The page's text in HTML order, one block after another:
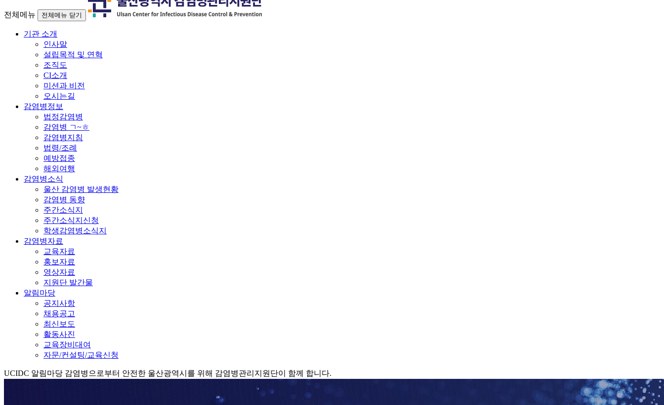
전체메뉴 전체메뉴 닫기
기관 소개
인사말
설립목적 및 연혁
조직도
CI소개
미션과 비전
오시는길
감염병정보
법정감염병
감염병 ㄱ~ㅎ
감염병지침
법령/조례
예방접종
해외여행
감염병소식
울산 감염병 발생현황
감염병 동향
주간소식지
주간소식지신청
학생감염병소식지
감염병자료
교육자료
홍보자료
영상자료
지원단 발간물
알림마당
공지사항
채용공고
최신보도
활동사진
교육장비대여
자문/컨설팅/교육신청
UCIDC 알림마당 감염병으로부터 안전한 울산광역시를 위해 감염병관리지원단이 함께 합니다.